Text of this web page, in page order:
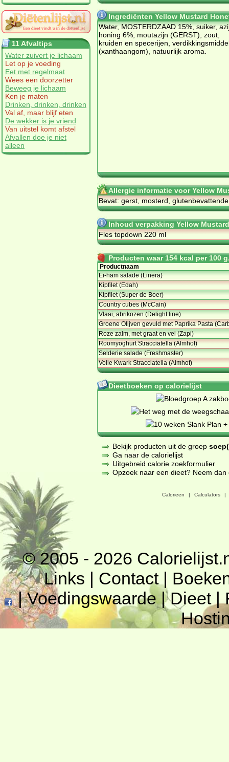
11 Afvaltips
Water zuivert je lichaam
Let op je voeding
Eet met regelmaat
Wees een doorzetter
Beweeg je lichaam
Ken je maten
Drinken, drinken, drinken
Val af, maar blijf eten
De wekker is je vriend
Van uitstel komt afstel
Afvallen doe je niet
alleen
Ingrediënten Yellow Mustard
Water, MOSTERDZAAD 15%, suiker,
honing 6%, moutazijn (GERST), zout,
kruiden en specerijen,
(xanthaangom), natuurlijk aroma.
Allergie informatie voor Yellow
Bevat: gerst, mosterd,
Inhoud verpakking Yellow
Fles topdown 220 ml
Producten waar 154 kcal per 100
Productnaam
Ei-ham salade (Linera)
Kipfilet (Edah)
Kipfilet (Super de Boer)
Country cubes (McCain)
Vlaai, abrikozen (Delight line)
Groene Olijven gevuld met Paprika Pasta
Roze zalm, met graat en vel (Zapi)
Roomyoghurt Stracciatella (Almhof)
Selderie salade (Freshmaster)
Volle Kwark Stracciatella (Almhof)
Dieetboeken op calorielijst
Bekijk producten uit de groep
Ga naar de calorielijst
Uitgebreid calorie zoekformulier
Opzoek naar een dieet? Neem
Calorieen | Calculators |
© 2005 - 2026
Links | Contact|
|Voedingswaarde|Dieet|